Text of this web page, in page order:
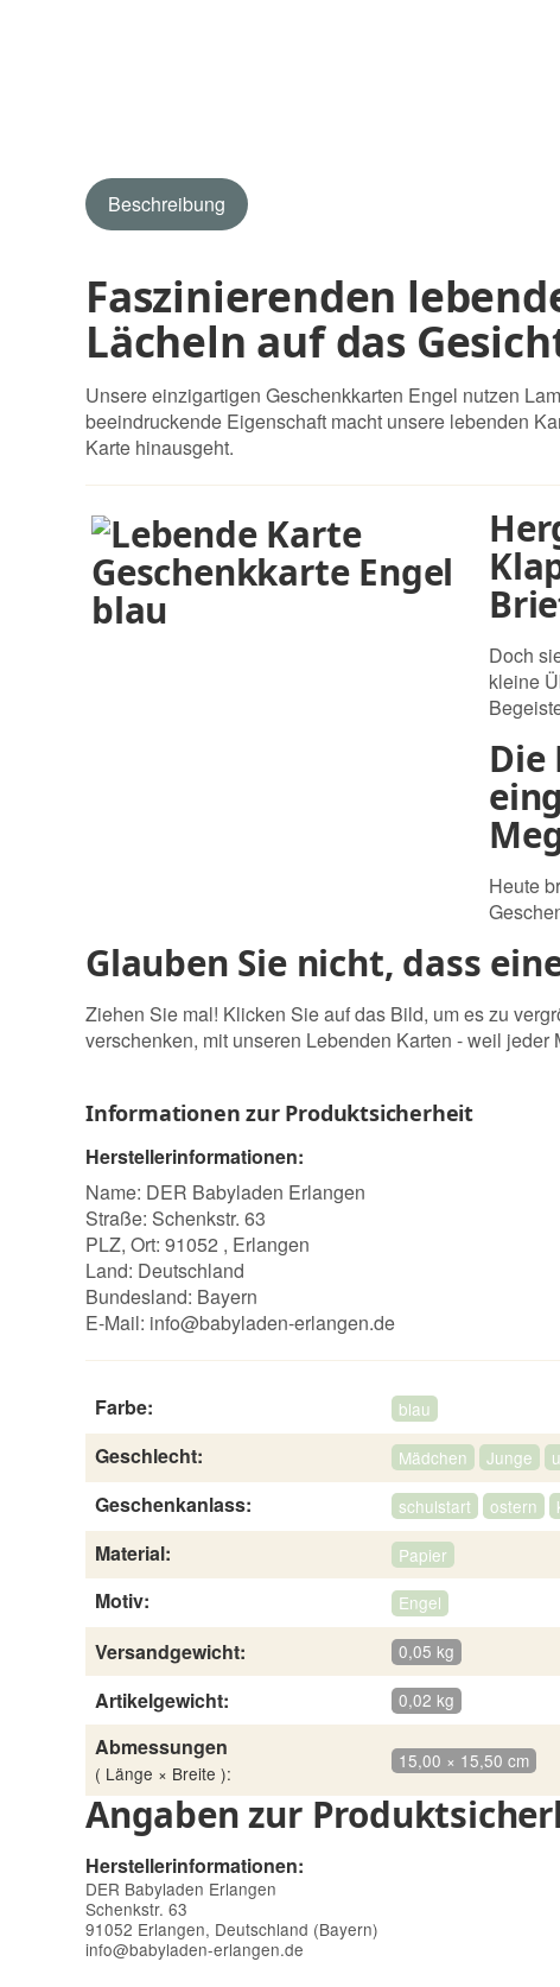
Beschreibung
Faszinierenden
Lächeln auf das
Unsere einzigartigen Geschenkkarten Engel nutzen
beeindruckende Eigenschaft macht unsere lebenden
Karte hinausgeht.
Doch
kleine
Die
Heute
Glauben Sie nicht, dass
Ziehen Sie mal! Klicken Sie auf das Bild, um es zu
verschenken, mit unseren Lebenden Karten - weil jeder
Informationen zur Produktsicherheit
Herstellerinformationen:
Name: DER Babyladen Erlangen
Straße: Schenkstr. 63
PLZ, Ort: 91052 , Erlangen
Land: Deutschland
Bundesland: Bayern
E-Mail: info@babyladen-erlangen.de
Farbe: blau
Geschlecht: Mädchen Junge
Geschenkanlass: schulstart ostern
Material: Papier
Motiv: Engel
Versandgewicht: 0,05 kg
Artikelgewicht: 0,02 kg
Abmessungen
( Länge × Breite ):
15,00 × 15,50 cm
Angaben zur
Herstellerinformationen:
DER Babyladen Erlangen
Schenkstr. 63
91052 Erlangen, Deutschland (Bayern)
info@babyladen-erlangen.de